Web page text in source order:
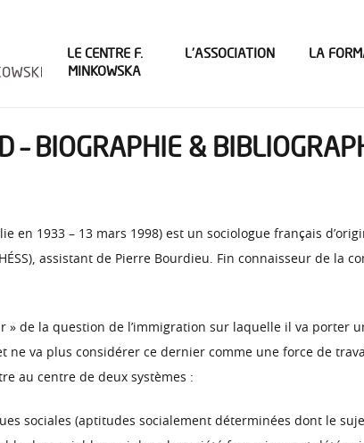
LE CENTRE F.
MINKOWSKA
L’ASSOCIATION LA
– BIOGRAPHIE &
en 1933 – 13 mars 1998) est un sociologue français
assistant de Pierre Bourdieu. Fin connaisseur de
» de la question de l’immigration sur laquelle il va
ne va plus considérer ce dernier comme une force de
au centre de deux systèmes :
sociales (aptitudes socialement déterminées dont le